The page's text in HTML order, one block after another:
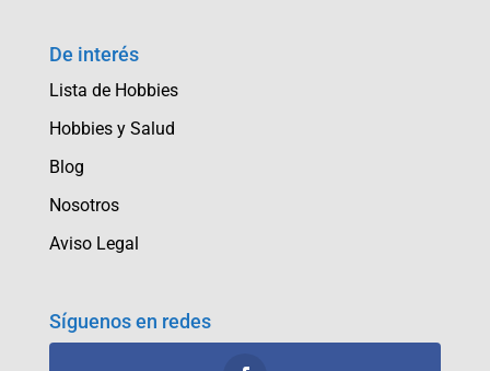
De interés
Lista de Hobbies
Hobbies y Salud
Blog
Nosotros
Aviso Legal
Síguenos en redes